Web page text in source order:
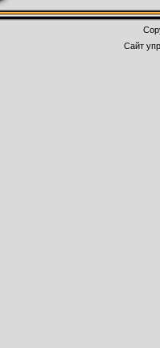
Сайт